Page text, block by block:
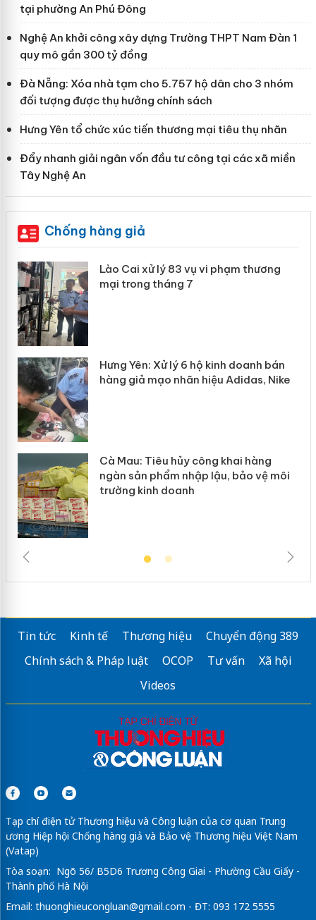
tại phường An Phú Đông
Nghệ An khởi công xây dựng Trường THPT Nam Đàn 1
quy mô gần 300 tỷ đồng
Đà Nẵng: Xóa nhà tạm cho 5.757 hộ dân cho 3 nhóm
đối tượng được thụ hưởng chính sách
Hưng Yên tổ chức xúc tiến thương mại tiêu thụ nhãn
Đẩy nhanh giải ngân vốn đầu tư công tại các xã miền
Tây Nghệ An
Chống hàng giả
Lào Cai xử lý 83 vụ vi phạm thương
mại trong tháng 7
Hưng Yên: Xử lý 6 hộ kinh doanh bán
hàng giả mạo nhãn hiệu Adidas, Nike
Cà Mau: Tiêu hủy công khai hàng
ngàn sản phẩm nhập lậu, bảo vệ môi
trường kinh doanh
Tin tức Kinh tế Thương hiệu
Chuyển động 389
Chính sách & Pháp luật
OCOP Tư vấn
Xã hội
Videos
Tạp chí điện tử Thương hiệu và Công luận của cơ quan Trung
ương Hiệp hội Chống hàng giả và Bảo vệ Thương hiệu Việt Nam
(Vatap)
Tòa soạn: Ngõ 56/ B5D6 Trương Công Giai - Phường Cầu Giấy -
Thành phố Hà Nội
Email: thuonghieucongluan@gmail.com - ĐT: 093 172 5555